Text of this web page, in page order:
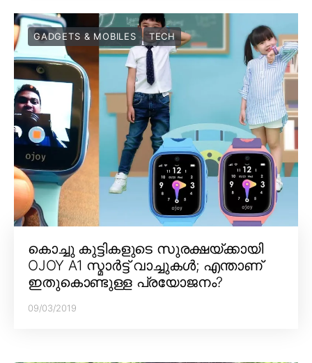
GADGETS & MOBILES TECH
കൊച്ചു കുട്ടികളുടെ സുരക്ഷയ്ക്കായി
OJOY A1 സ്മാർട്ട് വാച്ചുകൾ; എന്താണ്
ഇതുകൊണ്ടുള്ള പ്രയോജനം?
09/03/2019